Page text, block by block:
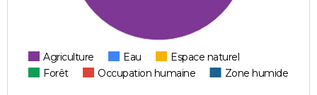
Agriculture Eau
Espace naturel
Forêt
Occupation humaine Zone humide